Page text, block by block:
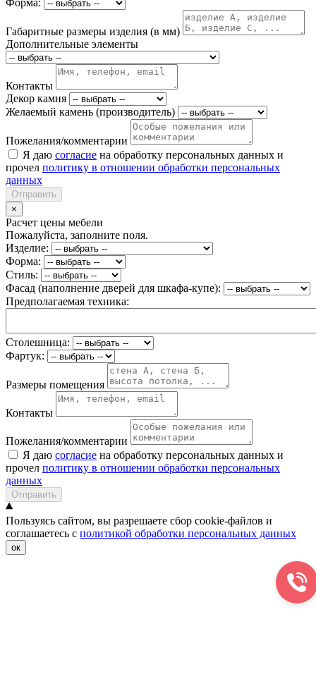
Габаритные размеры изделия (в мм)
Дополнительные элементы
Контакты
Декор камня
Желаемый камень (производитель)
Пожелания/комментарии
Я даю согласие на обработку персональных данных и
прочел политику в отношении обработки персональных
данных
Отправить
×
Расчет цены мебели
Пожалуйста, заполните поля.
Изделие:
Форма:
Стиль:
Фасад (наполнение дверей для шкафа-купе):
Предполагаемая техника:
Столешница:
Фартук:
Размеры помещения
Контакты
Пожелания/комментарии
Я даю согласие на обработку персональных данных и
прочел политику в отношении обработки персональных
данных
Отправить
Пользуясь сайтом, вы разрешаете сбор cookie-файлов и
соглашаетесь с политикой обработки персональных данных
ок